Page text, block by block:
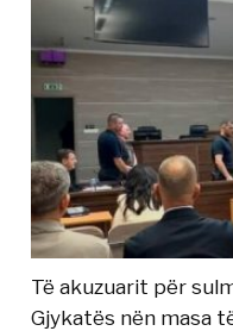
Të akuzuarit për
Gjykatës nën masa